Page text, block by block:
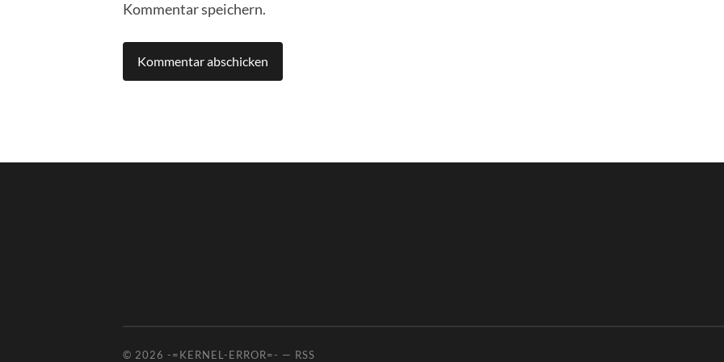
Kommentar speichern.
© 2026 -=KERNEL-ERROR=- — RSS